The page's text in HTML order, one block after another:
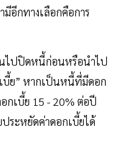
อีกทางเลือกคือการ
นไปปิดหนี้ก่อนหรือนำไป
บี้ย” หากเป็นหนี้ที่มีดอก
กเบี้ย 15 - 20% ต่อปี
ระหยัดค่าดอกเบี้ยได้